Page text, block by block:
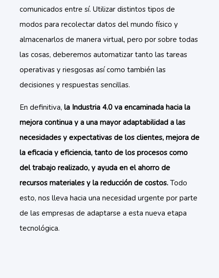
comunicados entre sí. Utilizar distintos tipos de
modos para recolectar datos del mundo físico y
almacenarlos de manera virtual, pero por sobre todas
las cosas, deberemos automatizar tanto las tareas
operativas y riesgosas así como también las
decisiones y respuestas sencillas.
En definitiva, la Industria 4.0 va encaminada hacia la
mejora continua y a una mayor adaptabilidad a las
necesidades y expectativas de los clientes, mejora de
la eficacia y eficiencia, tanto de los procesos como
del trabajo realizado, y ayuda en el ahorro de
recursos materiales y la reducción de costos. Todo
esto, nos lleva hacia una necesidad urgente por parte
de las empresas de adaptarse a esta nueva etapa
tecnológica.